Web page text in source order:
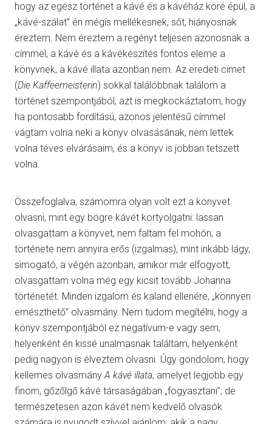
hogy az egész történet a kávé és a kávéház köré épül, a
„kávé-szálat” én mégis mellékesnek, sőt, hiányosnak
éreztem. Nem éreztem a regényt teljesen azonosnak a
címmel, a kávé és a kávékészítés fontos eleme a
könyvnek, a kávé illata azonban nem. Az eredeti címet
(Die Kaffeemeisterin) sokkal találóbbnak találom a
történet szempontjából, azt is megkockáztatom, hogy
ha pontosabb fordítású, azonos jelentésű címmel
vágtam volna neki a könyv olvasásának, nem lettek
volna téves elvárásaim, és a könyv is jobban tetszett
volna.
Összefoglalva, számomra olyan volt ezt a könyvet
olvasni, mint egy bögre kávét kortyolgatni: lassan
olvasgattam a könyvet, nem faltam fel mohón; a
története nem annyira erős (izgalmas), mint inkább lágy,
simogató, a végén azonban, amikor már elfogyott,
olvasgattam volna még egy kicsit tovább Johanna
történetét. Minden izgalom és kaland ellenére, „könnyen
emészthető” olvasmány. Nem tudom megítélni, hogy a
könyv szempontjából ez negatívum-e vagy sem,
helyenként én kissé unalmasnak találtam, helyenként
pedig nagyon is élveztem olvasni. Úgy gondolom, hogy
kellemes olvasmány A kávé illata, amelyet legjobb egy
finom, gőzőlgő kávé társaságában „fogyasztani”; de
természetesen azon kávét nem kedvelő olvasók